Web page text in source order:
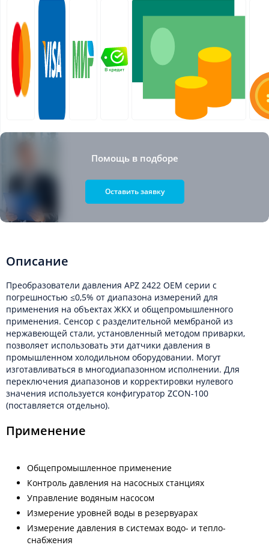
Помощь в подборе
Оставить заявку
Описание
Преобразователи давления APZ 2422 OEM серии с
погрешностью ≤0,5% от диапазона измерений для
применения на объектах ЖКХ и общепромышленного
применения. Сенсор с разделительной мембраной из
нержавеющей стали, установленный методом приварки,
позволяет использовать эти датчики давления в
промышленном холодильном оборудовании. Могут
изготавливаться в многодиапазонном исполнении. Для
переключения диапазонов и корректировки нулевого
значения используется конфигуратор ZCON-100
(поставляется отдельно).
Применение
Общепромышленное применение
Контроль давления на насосных станциях
Управление водяным насосом
Измерение уровней воды в резервуарах
Измерение давления в системах водо- и тепло-
снабжения